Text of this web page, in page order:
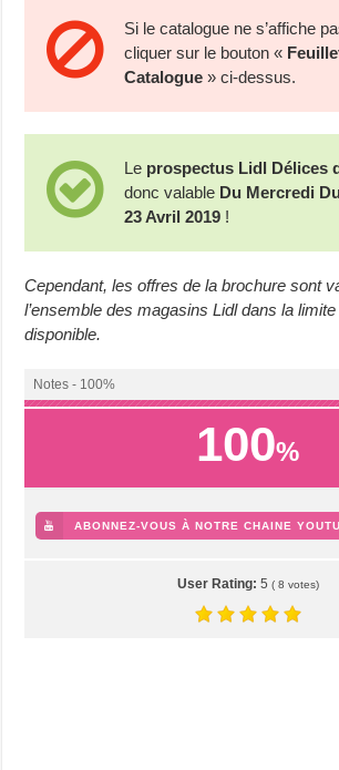
Si le catalogue ne s’affiche
cliquer sur le bouton «
Catalogue » ci-dessus.
Le prospectus Lidl Délices
donc valable Du Mercredi
23 Avril 2019 !
Cependant, les offres de la brochure sont
l’ensemble des magasins Lidl dans la
disponible.
Notes - 100%
100%
ABONNEZ-VOUS À NOTRE CHAINE
User Rating: 5 ( 8 votes)